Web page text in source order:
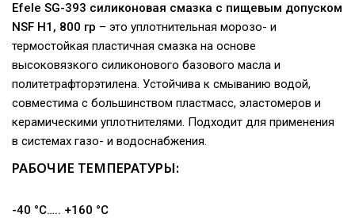
Efele SG-393 силиконовая смазка с пищевым допуском
NSF H1, 800 гр – это уплотнительная морозо- и
термостойкая пластичная смазка на основе
высоковязкого силиконового базового масла и
политетрафторэтилена. Устойчива к смыванию водой,
совместима с большинством пластмасс, эластомеров и
керамическими уплотнителями. Подходит для применения
в системах газо- и водоснабжения.
РАБОЧИЕ ТЕМПЕРАТУРЫ:
-40 °C….. +160 °C